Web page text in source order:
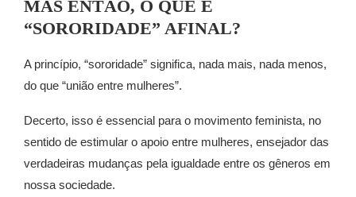
MAS ENTÃO, O QUE É
“SORORIDADE” AFINAL?
A princípio, “sororidade” significa, nada mais, nada menos,
do que “união entre mulheres”.
Decerto, isso é essencial para o movimento feminista, no
sentido de estimular o apoio entre mulheres, ensejador das
verdadeiras mudanças pela igualdade entre os gêneros em
nossa sociedade.